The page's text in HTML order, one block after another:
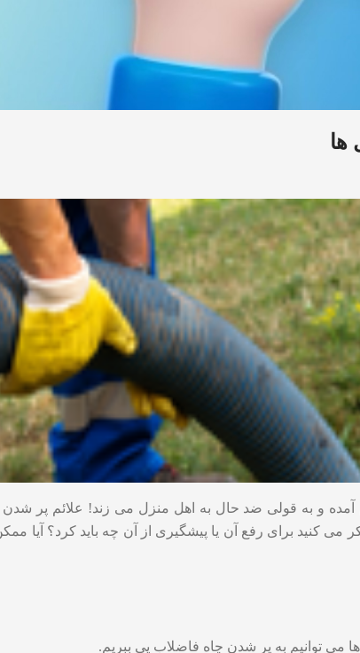
ها
آمده و به قولی ضد حال به اهل منزل می زند! علائم پر شدن
می کنید برای رفع آن یا پیشگیری از آن چه باید کرد؟ آیا
می توانیم به پر شدن چاه فاضلاب پی ببریم.